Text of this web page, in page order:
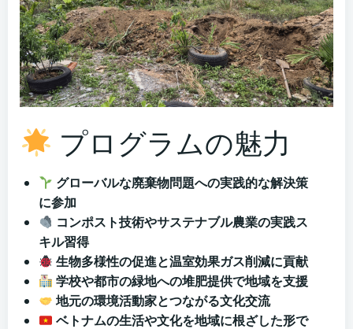
プログラムの魅力
グローバルな廃棄物問題への実践的な解決策
に参加
コンポスト技術やサステナブル農業の実践ス
キル習得
生物多様性の促進と温室効果ガス削減に貢献
学校や都市の緑地への堆肥提供で地域を支援
地元の環境活動家とつながる文化交流
ベトナムの生活や文化を地域に根ざした形で